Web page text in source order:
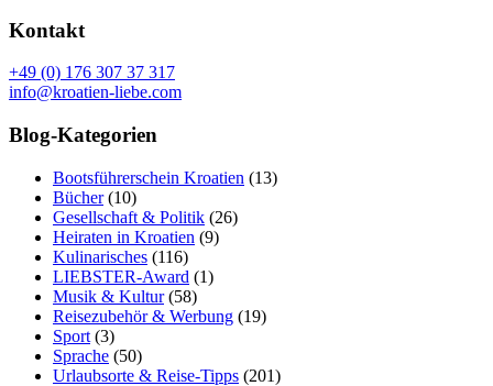
Kontakt
+49 (0) 176 307 37 317
info@kroatien-liebe.com
Blog-Kategorien
Bootsführerschein Kroatien (13)
Bücher(10)
Gesellschaft & Politik (26)
Heiraten in Kroatien (9)
Kulinarisches (116)
LIEBSTER-Award (1)
Musik & Kultur(58)
Reisezubehör & Werbung (19)
Sport (3)
Sprache (50)
Urlaubsorte & Reise-Tipps (201)